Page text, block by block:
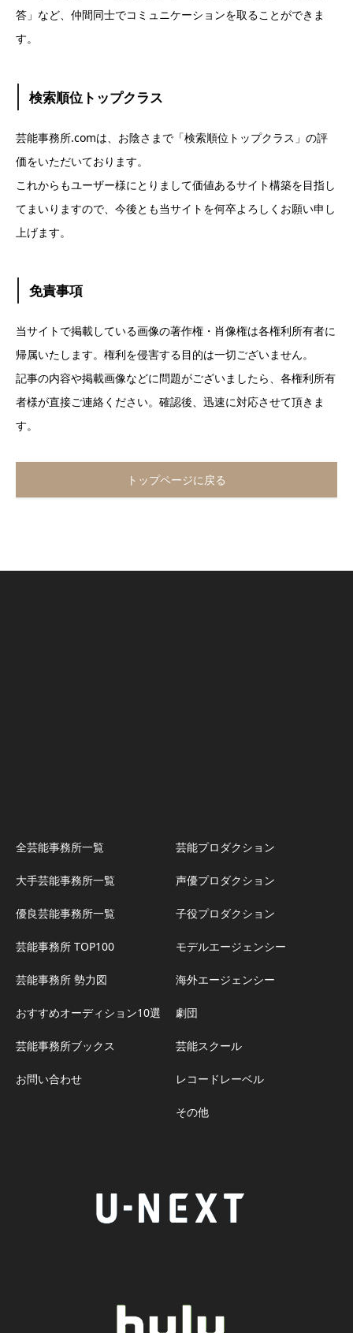
答」など、仲間同士でコミュニケーションを取ることができま
す。
検索順位トップクラス
芸能事務所.comは、お陰さまで「検索順位トップクラス」の評
価をいただいております。
これからもユーザー様にとりまして価値あるサイト構築を目指し
てまいりますので、今後とも当サイトを何卒よろしくお願い申し
上げます。
免責事項
当サイトで掲載している画像の著作権・肖像権は各権利所有者に
帰属いたします。権利を侵害する目的は一切ございません。
記事の内容や掲載画像などに問題がございましたら、各権利所有
者様が直接ご連絡ください。確認後、迅速に対応させて頂きま
す。
トップページに戻る
全芸能事務所一覧
大手芸能事務所一覧
優良芸能事務所一覧
芸能事務所 TOP100
芸能事務所 勢力図
おすすめオーディション10選
芸能事務所ブックス
お問い合わせ
芸能プロダクション
声優プロダクション
子役プロダクション
モデルエージェンシー
海外エージェンシー
劇団
芸能スクール
レコードレーベル
その他